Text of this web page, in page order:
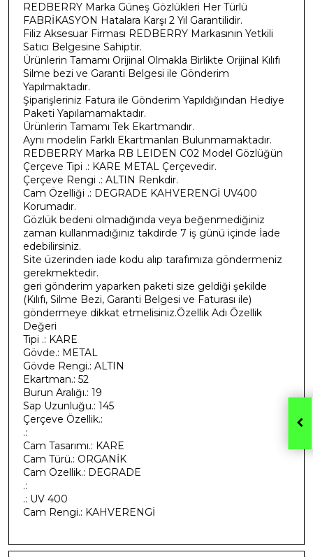
REDBERRY Marka Güneş Gözlükleri Her Türlü
FABRİKASYON Hatalara Karşı 2 Yıl Garantilidir.
Filiz Aksesuar Firması REDBERRY Markasının Yetkili
Satıcı Belgesine Sahiptir.
Ürünlerin Tamamı Orijinal Olmakla Birlikte Orijinal Kılıfı
Silme bezi ve Garanti Belgesi ile Gönderim
Yapılmaktadır.
Şiparişleriniz Fatura ile Gönderim Yapıldığından Hediye
Paketi Yapılamamaktadır.
Ürünlerin Tamamı Tek Ekartmandır.
Aynı modelin Farklı Ekartmanları Bulunmamaktadır.
REDBERRY Marka RB LEIDEN C02 Model Gözlüğün
Çerçeve Tipi .: KARE METAL Çerçevedir.
Çerçeve Rengi .: ALTIN Renkdir.
Cam Özelliği .: DEGRADE KAHVERENGİ UV400
Korumadır.
Gözlük bedeni olmadığında veya beğenmediğiniz
zaman kullanmadığınız takdirde 7 iş günü içinde İade
edebilirsiniz.
Site üzerinden iade kodu alıp tarafımıza göndermeniz
gerekmektedir.
geri gönderim yaparken paketi size geldiği şekilde
(Kılıfı, Silme Bezi, Garanti Belgesi ve Faturası ile)
göndermeye dikkat etmelisiniz.Özellik Adı Özellik
Değeri
Tipi .: KARE
Gövde.: METAL
Gövde Rengi.: ALTIN
Ekartman.: 52
Burun Aralığı.: 19
Sap Uzunluğu.: 145
Çerçeve Özellik.:
.:
Cam Tasarımı.: KARE
Cam Türü.: ORGANİK
Cam Özellik.: DEGRADE
.:
.: UV 400
Cam Rengi.: KAHVERENGİ